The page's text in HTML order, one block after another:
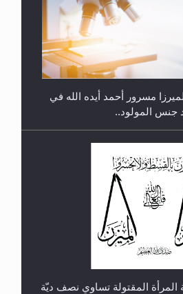
عليه السلام.. 4...
مسرور أحمد أيده الله في
جنس المولود..
المقتولة تساوي نصف ديّة